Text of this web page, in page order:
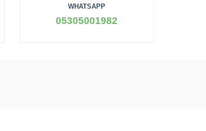
WHATSAPP
05305001982